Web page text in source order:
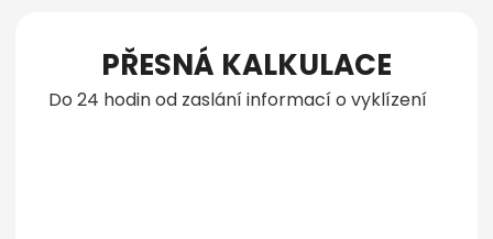
PŘESNÁ KALKULACE
Do 24 hodin od zaslání informací o vyklízení